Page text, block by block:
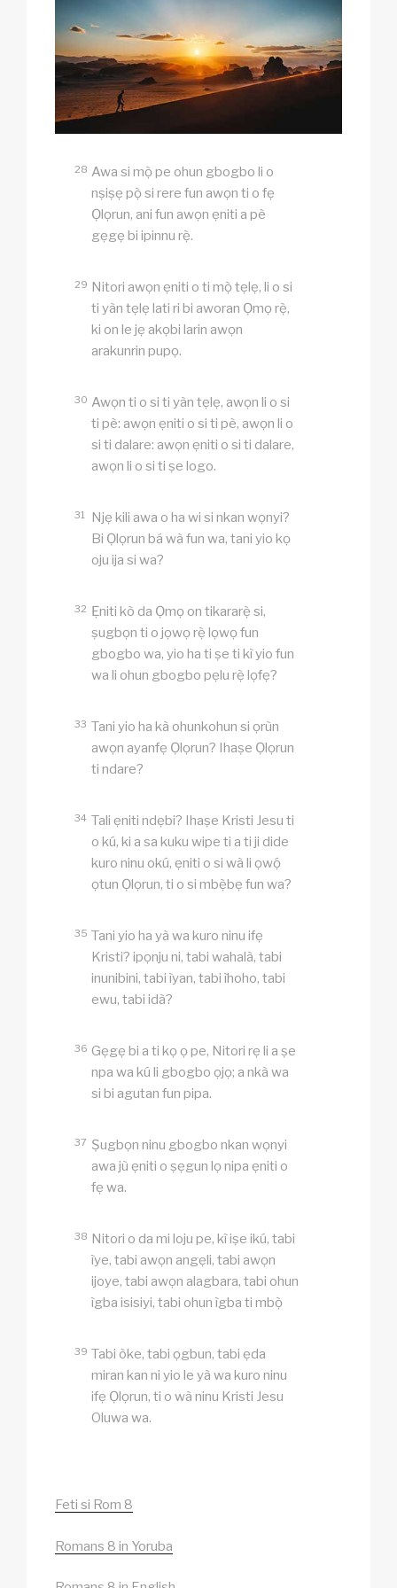
28 Awa si mọ̀ pe ohun gbogbo li o
nṣiṣẹ pọ̀ si rere fun awọn ti o fẹ
Ọlọrun, ani fun awọn ẹniti a pè
gẹgẹ bi ipinnu rẹ̀.
29 Nitori awọn ẹniti o ti mọ̀ tẹlẹ, li o si
ti yàn tẹlẹ lati ri bi aworan Ọmọ rẹ̀,
ki on le jẹ akọbi larin awọn
arakunrin pupọ.
30 Awọn ti o si ti yàn tẹlẹ, awọn li o si
ti pè: awọn ẹniti o si ti pè, awọn li o
si ti dalare: awọn ẹniti o si ti dalare,
awọn li o si ti ṣe logo.
31 Njẹ kili awa o ha wi si nkan wọnyi?
Bi Ọlọrun bá wà fun wa, tani yio kọ
oju ija si wa?
32 Ẹniti kò da Ọmọ on tikararẹ̀ si,
ṣugbọn ti o jọwọ rẹ̀ lọwọ fun
gbogbo wa, yio ha ti ṣe ti kì yio fun
wa li ohun gbogbo pẹlu rẹ̀ lọfẹ?
33 Tani yio ha kà ohunkohun si ọrùn
awọn ayanfẹ Ọlọrun? Ihaṣe Ọlọrun
ti ndare?
34 Tali ẹniti ndẹbi? Ihaṣe Kristi Jesu ti
o kú, ki a sa kuku wipe ti a ti ji dide
kuro ninu okú, ẹniti o si wà li ọwọ́
ọtun Ọlọrun, ti o si mbẹ̀bẹ fun wa?
35 Tani yio ha yà wa kuro ninu ifẹ
Kristi? ipọnju ni, tabi wahalà, tabi
inunibini, tabi ìyan, tabi ìhoho, tabi
ewu, tabi idà?
36 Gẹgẹ bi a ti kọ ọ pe, Nitori rẹ li a ṣe
npa wa kú li gbogbo ọjọ; a nkà wa
si bi agutan fun pipa.
37 Ṣugbọn ninu gbogbo nkan wọnyi
awa jù ẹniti o ṣẹgun lọ nipa ẹniti o
fẹ wa.
38 Nitori o da mi loju pe, kì iṣe ikú, tabi
ìye, tabi awọn angẹli, tabi awọn
ijoye, tabi awọn alagbara, tabi ohun
ìgba isisiyi, tabi ohun ìgba ti mbọ̀
39 Tabi òke, tabi ọgbun, tabi ẹda
miran kan ni yio le yà wa kuro ninu
ifẹ Ọlọrun, ti o wà ninu Kristi Jesu
Oluwa wa.
Feti si Rom 8
Romans 8 in Yoruba